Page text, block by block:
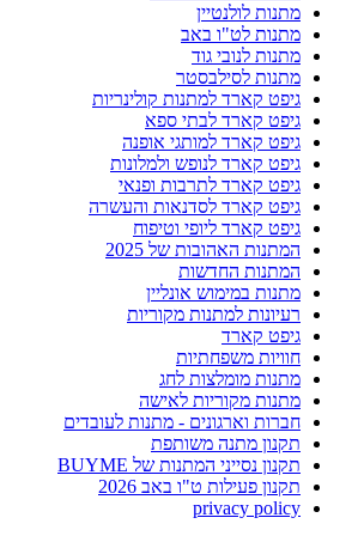
מתנות לולנטיין
מתנות לט"ו באב
מתנות לנובי גוד
מתנות לסילבסטר
גיפט קארד למתנות קולינריות
גיפט קארד לבתי ספא
גיפט קארד למותגי אופנה
גיפט קארד לנופש ולמלונות
גיפט קארד לתרבות ופנאי
גיפט קארד לסדנאות והעשרה
גיפט קארד ליופי וטיפוח
המתנות האהובות של 2025
המתנות החדשות
מתנות במימוש אונליין
רעיונות למתנות מקוריות
גיפט קארד
חוויות משפחתיות
מתנות מומלצות לחג
מתנות מקוריות לאישה
חברות וארגונים - מתנות לעובדים
תקנון מתנה משותפת
תקנון נסייני המתנות של BUYME
תקנון פעילות ט"ו באב 2026
privacy policy